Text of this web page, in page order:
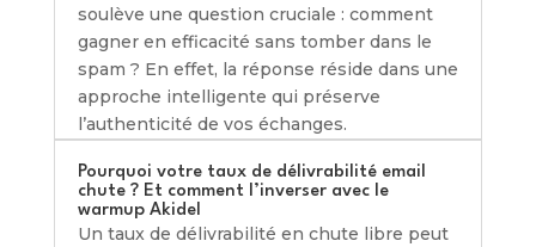
soulève une question cruciale : comment
gagner en efficacité sans tomber dans le
spam ? En effet, la réponse réside dans une
approche intelligente qui préserve
l’authenticité de vos échanges.
Pourquoi votre taux de délivrabilité email
chute ? Et comment l’inverser avec le
warmup Akidel
Un taux de délivrabilité en chute libre peut